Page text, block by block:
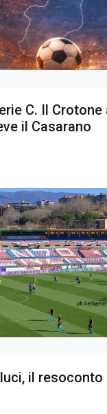
C. Il Crotone
il Casarano
il resoconto